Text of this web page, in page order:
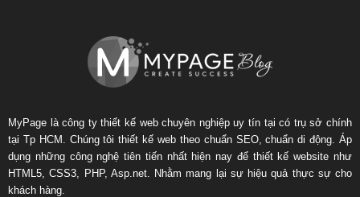
MyPage là công ty thiết kế web chuyên nghiệp uy tín tại có trụ sở chính
tại Tp HCM. Chúng tôi thiết kế web theo chuẩn SEO, chuẩn di động. Áp
dụng những công nghệ tiên tiến nhất hiện nay để thiết kế website như
HTML5, CSS3, PHP, Asp.net. Nhằm mang lại sự hiệu quả thực sự cho
khách hàng.